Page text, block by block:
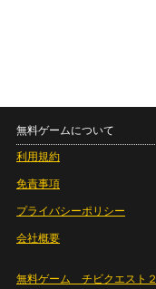
無料ゲームについて
利用規約
免責事項
プライバシーポリシー
会社概要
無料ゲーム チビクエスト２